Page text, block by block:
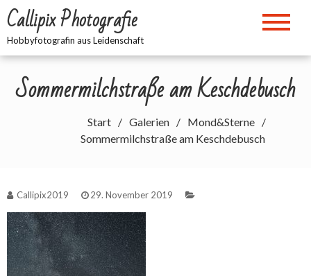
Zum
Inhalt
springen
Callipix Photografie
Hobbyfotografin aus Leidenschaft
Sommermilchstraße am Keschdebusch
Start Galerien
Mond&Sterne
Sommermilchstraße am Keschdebusch
Callipix2019 29. November 2019